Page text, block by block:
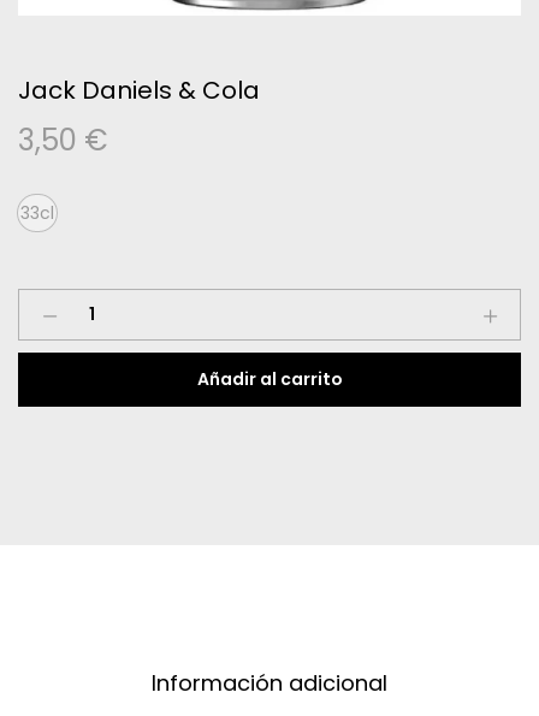
Jack Daniels & Cola
3,50 €
33cl
Jack
&
quantity
Añadir al carrito
Información adicional